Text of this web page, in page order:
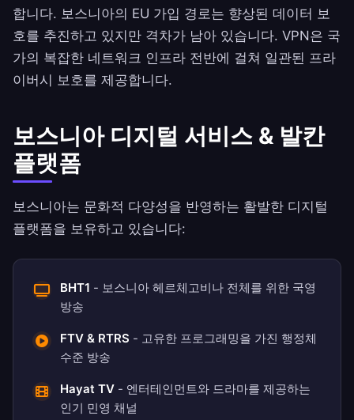
합니다. 보스니아의 EU 가입 경로는 향상된 데이터 보
호를 추진하고 있지만 격차가 남아 있습니다. VPN은 국
가의 복잡한 네트워크 인프라 전반에 걸쳐 일관된 프라
이버시 보호를 제공합니다.
보스니아 디지털 서비스 & 발칸
플랫폼
보스니아는 문화적 다양성을 반영하는 활발한 디지털
플랫폼을 보유하고 있습니다:
BHT1 - 보스니아 헤르체고비나 전체를 위한 국영
방송
FTV & RTRS - 고유한 프로그래밍을 가진 행정체
수준 방송
Hayat TV - 엔터테인먼트와 드라마를 제공하는
인기 민영 채널